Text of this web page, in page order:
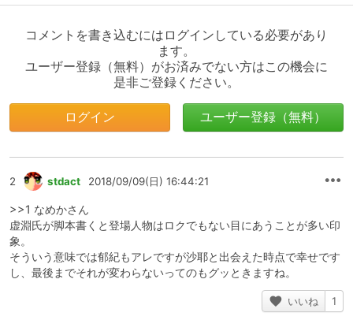
コメントを書き込むにはログインしている必要があり
ます。
ユーザー登録（無料）がお済みでない方はこの機会に
是非ご登録ください。
ログイン ユーザー登録（無料）
2 stdact 2018/09/09(日) 16:44:21
>>1 なめかさん
虚淵氏が脚本書くと登場人物はロクでもない目にあうことが多い印
象。
そういう意味では郁紀もアレですが沙耶と出会えた時点で幸せです
し、最後までそれが変わらないってのもグッときますね。
いいね 1